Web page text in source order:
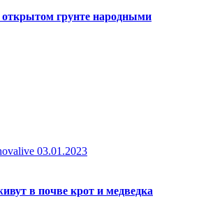
грунте народными
03.01.2023
в почве крот и медведка